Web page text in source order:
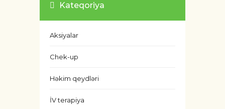
Kateqoriya
Aksiyalar
Chek-up
Həkim qeydləri
İV terapiya